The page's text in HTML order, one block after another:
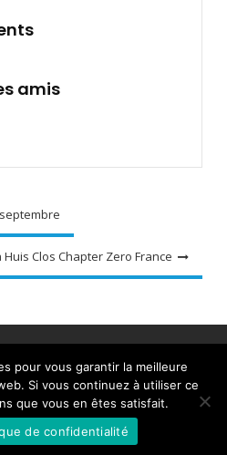
amis
Clos Chapter Zero France
Adhérez
Contact
2020 - Chapter Zero France
Business Club byAxle Themes
pour vous garantir la meilleure
Si vous continuez à utiliser ce
que vous en êtes satisfait.
de confidentialité